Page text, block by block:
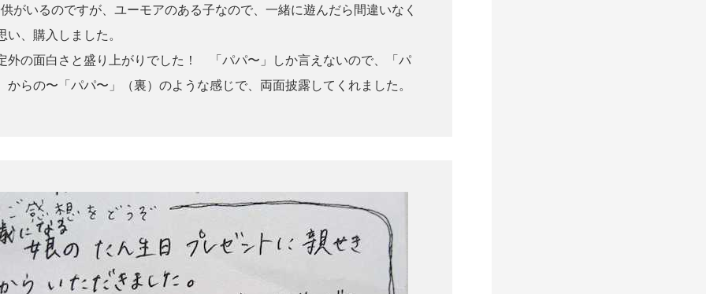
いるのですが、ユーモアのある子なので、一緒に遊んだら間違いなく
い、購入しました。
の面白さと盛り上がりでした！ 「パパ〜」しか言えないので、「パ
からの〜「パパ〜」（裏）のような感じで、両面披露してくれました。